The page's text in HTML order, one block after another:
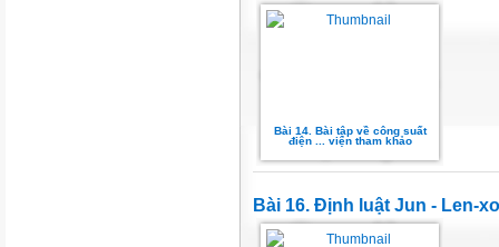
Bài 14. Bài tập về công suất
điện ... viện tham khảo
Bài 16. Định luật Jun - Len-